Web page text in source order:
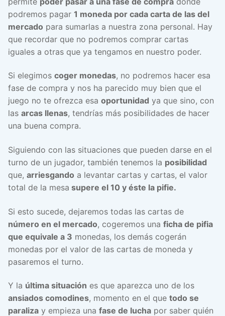
podremos pagar 1 moneda por cada carta de las del
mercado para sumarlas a nuestra zona personal. Hay
que recordar que no podremos comprar cartas
iguales a otras que ya tengamos en nuestro poder.
Si elegimos coger monedas, no podremos hacer esa
fase de compra y nos ha parecido muy bien que el
juego no te ofrezca esa oportunidad ya que sino, con
las arcas llenas, tendrías más posibilidades de hacer
una buena compra.
Siguiendo con las situaciones que pueden darse en el
turno de un jugador, también tenemos la posibilidad
que, arriesgando a levantar cartas y cartas, el valor
total de la mesa supere el 10 y éste la pifie.
Si esto sucede, dejaremos todas las cartas de
número en el mercado, cogeremos una ficha de pifia
que equivale a 3 monedas, los demás cogerán
monedas por el valor de las cartas de moneda y
pasaremos el turno.
Y la última situación es que aparezca uno de los
ansiados comodines, momento en el que todo se
paraliza y empieza una fase de lucha por saber quién